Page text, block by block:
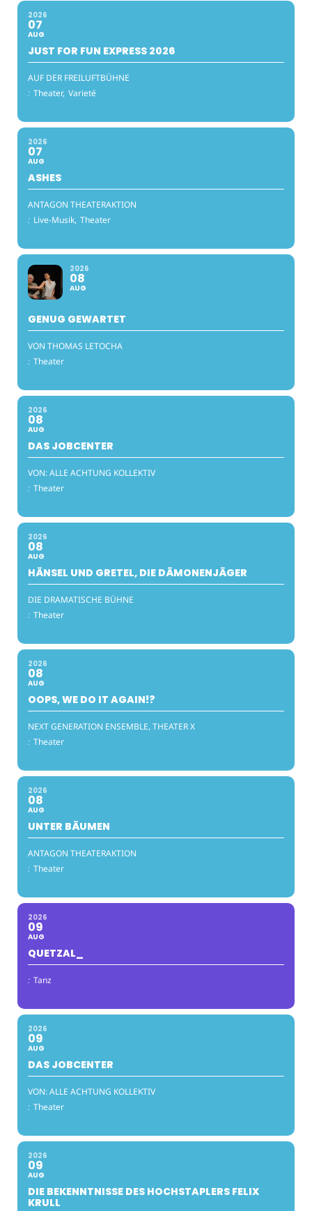
2026
07
AUG
JUST FOR FUN EXPRESS 2026
AUF DER FREILUFTBÜHNE
: Theater, Varieté
2026
07
AUG
ASHES
ANTAGON THEATERAKTION
: Live-Musik, Theater
2026
08
AUG
GENUG GEWARTET
VON THOMAS LETOCHA
: Theater
2026
08
AUG
DAS JOBCENTER
VON: ALLE ACHTUNG KOLLEKTIV
: Theater
2026
08
AUG
HÄNSEL UND GRETEL, DIE DÄMONENJÄGER
DIE DRAMATISCHE BÜHNE
: Theater
2026
08
AUG
OOPS, WE DO IT AGAIN!?
NEXT GENERATION ENSEMBLE, THEATER X
: Theater
2026
08
AUG
UNTER BÄUMEN
ANTAGON THEATERAKTION
: Theater
2026
09
AUG
QUETZAL_
: Tanz
2026
09
AUG
DAS JOBCENTER
VON: ALLE ACHTUNG KOLLEKTIV
: Theater
2026
09
AUG
DIE BEKENNTNISSE DES HOCHSTAPLERS FELIX
KRULL